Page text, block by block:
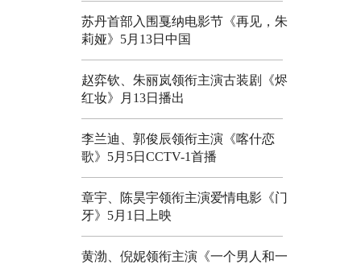
苏丹首部入围戛纳电影节《再见，朱
莉娅》5月13日中国
赵弈钦、朱丽岚领衔主演古装剧《烬
红妆》月13日播出
李兰迪、郭俊辰领衔主演《喀什恋
歌》5月5日CCTV-1首播
章宇、陈昊宇领衔主演爱情电影《门
牙》5月1日上映
黄渤、倪妮领衔主演《一个男人和一